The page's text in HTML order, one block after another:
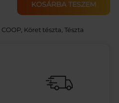
KOSÁRBA TESZEM
COOP Köret tészta Tészta